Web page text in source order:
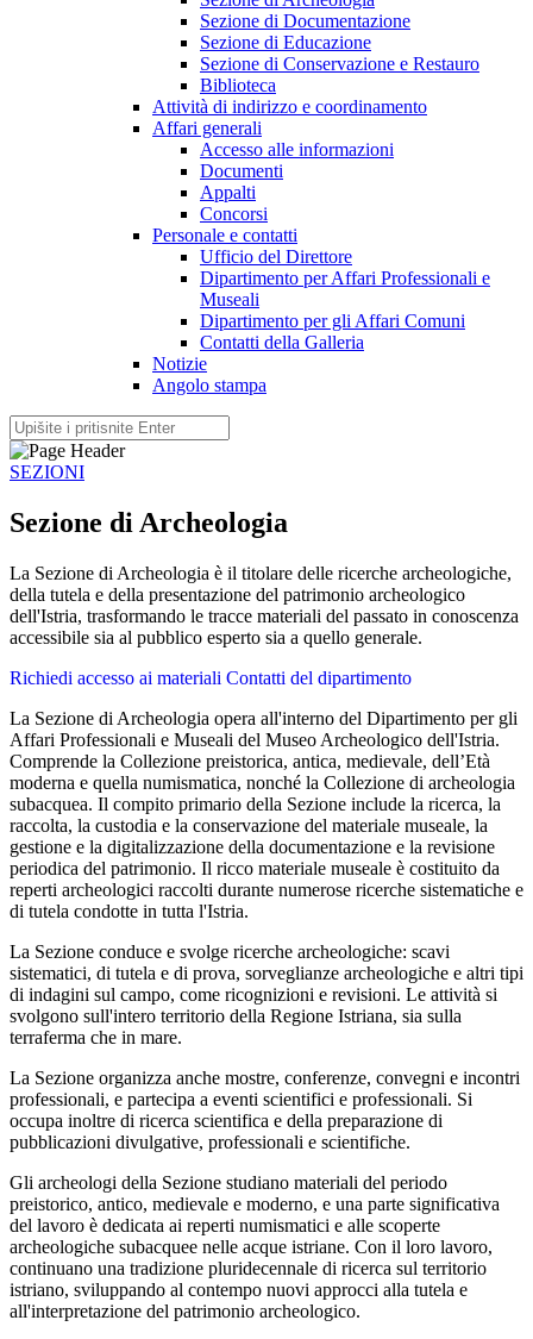
Sezione di Documentazione
Sezione di Educazione
Sezione di Conservazione e Restauro
Biblioteca
Attività di indirizzo e coordinamento
Affari generali
Accesso alle informazioni
Documenti
Appalti
Concorsi
Personale e contatti
Ufficio del Direttore
Dipartimento per Affari Professionali e
Museali
Dipartimento per gli Affari Comuni
Contatti della Galleria
Notizie
Angolo stampa
SEZIONI
Sezione di Archeologia
La Sezione di Archeologia è il titolare delle ricerche archeologiche,
della tutela e della presentazione del patrimonio archeologico
dell'Istria, trasformando le tracce materiali del passato in conoscenza
accessibile sia al pubblico esperto sia a quello generale.
Richiedi accesso ai materiali Contatti del dipartimento
La Sezione di Archeologia opera all'interno del Dipartimento per gli
Affari Professionali e Museali del Museo Archeologico dell'Istria.
Comprende la Collezione preistorica, antica, medievale, dell’Età
moderna e quella numismatica, nonché la Collezione di archeologia
subacquea. Il compito primario della Sezione include la ricerca, la
raccolta, la custodia e la conservazione del materiale museale, la
gestione e la digitalizzazione della documentazione e la revisione
periodica del patrimonio. Il ricco materiale museale è costituito da
reperti archeologici raccolti durante numerose ricerche sistematiche e
di tutela condotte in tutta l'Istria.
La Sezione conduce e svolge ricerche archeologiche: scavi
sistematici, di tutela e di prova, sorveglianze archeologiche e altri tipi
di indagini sul campo, come ricognizioni e revisioni. Le attività si
svolgono sull'intero territorio della Regione Istriana, sia sulla
terraferma che in mare.
La Sezione organizza anche mostre, conferenze, convegni e incontri
professionali, e partecipa a eventi scientifici e professionali. Si
occupa inoltre di ricerca scientifica e della preparazione di
pubblicazioni divulgative, professionali e scientifiche.
Gli archeologi della Sezione studiano materiali del periodo
preistorico, antico, medievale e moderno, e una parte significativa
del lavoro è dedicata ai reperti numismatici e alle scoperte
archeologiche subacquee nelle acque istriane. Con il loro lavoro,
continuano una tradizione pluridecennale di ricerca sul territorio
istriano, sviluppando al contempo nuovi approcci alla tutela e
all'interpretazione del patrimonio archeologico.